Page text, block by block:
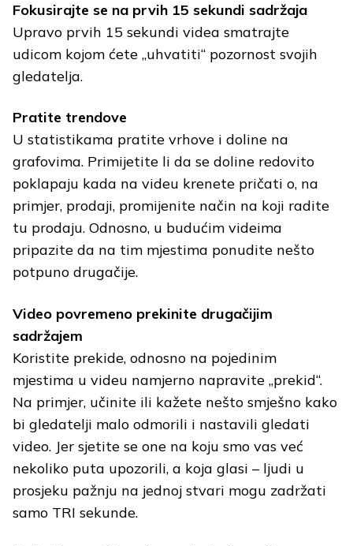
Fokusirajte se na prvih 15 sekundi sadržaja
Upravo prvih 15 sekundi videa smatrajte
udicom kojom ćete „uhvatiti“ pozornost svojih
gledatelja.
Pratite trendove
U statistikama pratite vrhove i doline na
grafovima. Primijetite li da se doline redovito
poklapaju kada na videu krenete pričati o, na
primjer, prodaji, promijenite način na koji radite
tu prodaju. Odnosno, u budućim videima
pripazite da na tim mjestima ponudite nešto
potpuno drugačije.
Video povremeno prekinite drugačijim
sadržajem
Koristite prekide, odnosno na pojedinim
mjestima u videu namjerno napravite „prekid“.
Na primjer, učinite ili kažete nešto smješno kako
bi gledatelji malo odmorili i nastavili gledati
video. Jer sjetite se one na koju smo vas već
nekoliko puta upozorili, a koja glasi – ljudi u
prosjeku pažnju na jednoj stvari mogu zadržati
samo TRI sekunde.